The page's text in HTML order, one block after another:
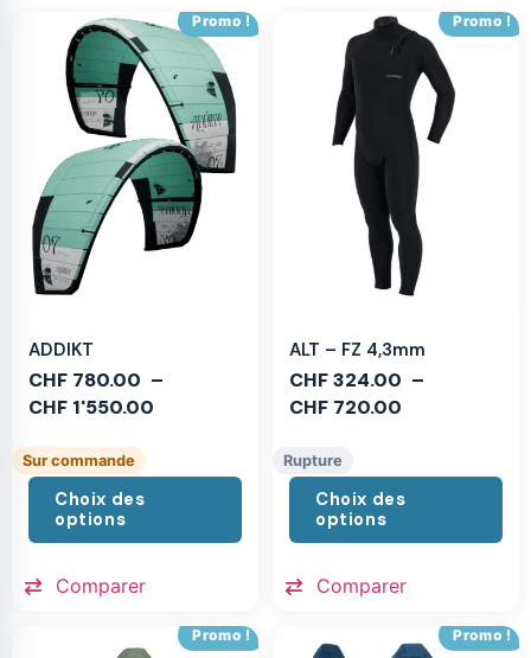
Promo !
ADDIKT
CHF 780.00 –
CHF 1'550.00
Sur commande
Choix des
options
Comparer
Promo !
ALT – FZ 4,3mm
CHF324.00 –
CHF 720.00
Rupture
Choix des
options
Comparer
Promo ! Promo !